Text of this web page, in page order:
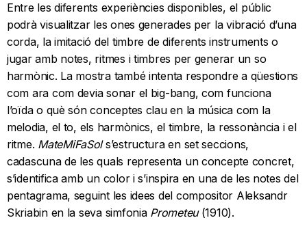
Entre les diferents experiències disponibles, el públic
podrà visualitzar les ones generades per la vibració d’una
corda, la imitació del timbre de diferents instruments o
jugar amb notes, ritmes i timbres per generar un so
harmònic. La mostra també intenta respondre a qüestions
com ara com devia sonar el big-bang, com funciona
l’oïda o què són conceptes clau en la música com la
melodia, el to, els harmònics, el timbre, la ressonància i el
ritme. MateMiFaSols’estructura en set seccions,
cadascuna de les quals representa un concepte concret,
s’identifica amb un color i s’inspira en una de les notes del
pentagrama, seguint les idees del compositor Aleksandr
Skriabin en la seva simfonia Prometeu(1910).